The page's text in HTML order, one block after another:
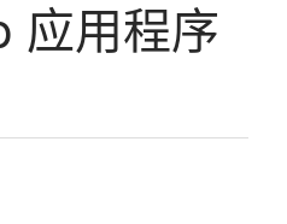
应用程序